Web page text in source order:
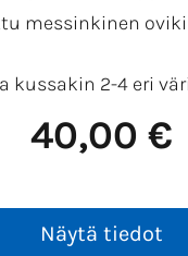
messinkinen
kussakin 2-4 eri
40,00 €